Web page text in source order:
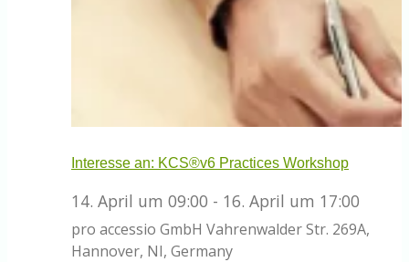
Interesse an: KCS®v6 Practices Workshop
14. April um 09:00 - 16. April um 17:00
pro accessio GmbH Vahrenwalder Str. 269A,
Hannover, NI, Germany